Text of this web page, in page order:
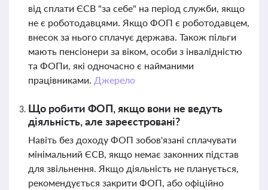
від сплати ЄСВ "за себе" на період служби, якщо
не є роботодавцями. Якщо ФОП є роботодавцем,
внесок за нього сплачує держава. Також пільги
мають пенсіонери за віком, особи з інвалідністю
та ФОПи, які одночасно є найманими
працівниками. Джерело
Що робити ФОП, якщо вони не ведуть
діяльність, але зареєстровані?
Навіть без доходу ФОП зобов'язані сплачувати
мінімальний ЄСВ, якщо немає законних підстав
для звільнення. Якщо діяльність не планується,
рекомендується закрити ФОП, або офіційно